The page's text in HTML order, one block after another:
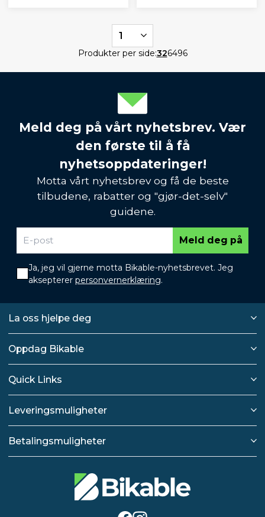
1
Produkter per side:326496
Meld deg på vårt nyhetsbrev. Vær
den første til å få
nyhetsoppdateringer!
Motta vårt nyhetsbrev og få de beste
tilbudene, rabatter og "gjør-det-selv"
guidene.
Meld deg på
Ja, jeg vil gjerne motta Bikable-nyhetsbrevet. Jeg
aksepterer personvernerklæring.
La oss hjelpe deg
Oppdag Bikable
Quick Links
Leveringsmuligheter
Betalingsmuligheter